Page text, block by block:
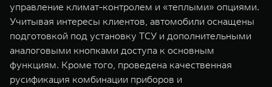
управление климат-контролем и «теплыми» опциями.
Учитывая интересы клиентов, автомобили оснащены
подготовкой под установку ТСУ и дополнительными
аналоговыми кнопками доступа к основным
функциям. Кроме того, проведена качественная
русификация комбинации приборов и